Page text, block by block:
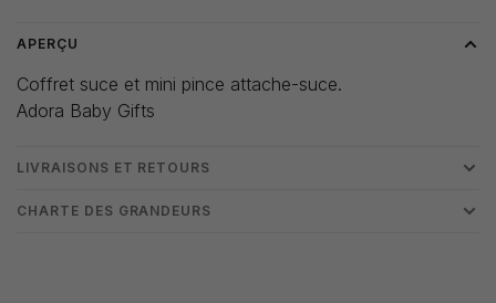
APERÇU
Coffret suce et mini pince attache-suce.
Adora Baby Gifts
LIVRAISONS ET RETOURS
CHARTE DES GRANDEURS